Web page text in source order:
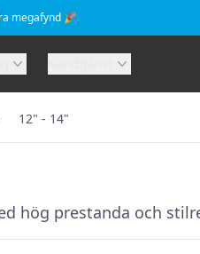
megafynd 🎉
12" - 14"
hög prestanda och